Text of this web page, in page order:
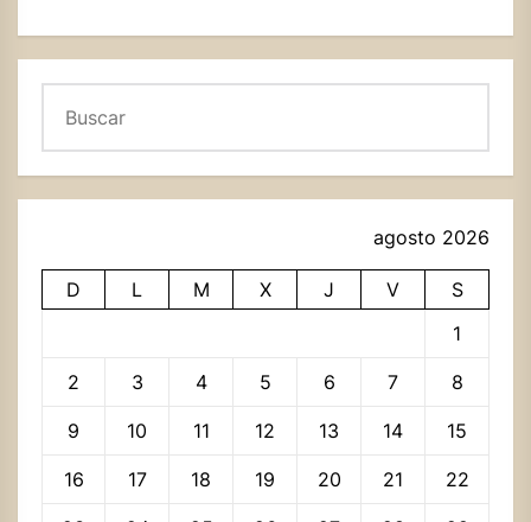
agosto 2026
D L M X J V
S
1
2 3 4 5 6 7 8
9 10 11 12 13 14 15
16 17 18 19 20 21 22